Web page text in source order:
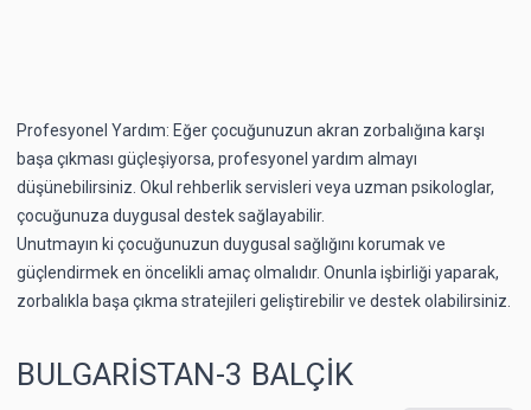
Profesyonel Yardım: Eğer çocuğunuzun akran zorbalığına karşı
başa çıkması güçleşiyorsa, profesyonel yardım almayı
düşünebilirsiniz. Okul rehberlik servisleri veya uzman psikologlar,
çocuğunuza duygusal destek sağlayabilir.
Unutmayın ki çocuğunuzun duygusal sağlığını korumak ve
güçlendirmek en öncelikli amaç olmalıdır. Onunla işbirliği yaparak,
zorbalıkla başa çıkma stratejileri geliştirebilir ve destek olabilirsiniz.
BULGARİSTAN-3 BALÇİK